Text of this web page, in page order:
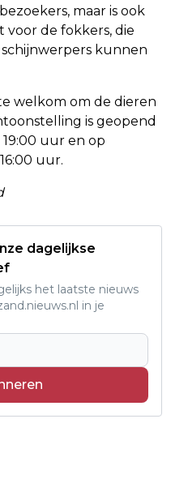
maar is ook
de fokkers, die
kunnen
welkom om de dieren
is geopend
uur en op
uur.
dagelijkse
het laatste nieuws
in je